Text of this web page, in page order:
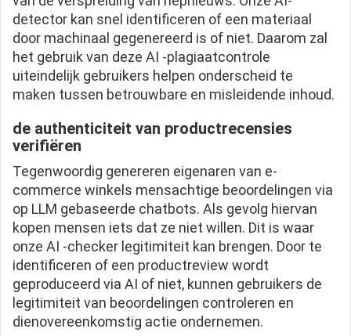
detector kan snel identificeren of een materiaal
door machinaal gegenereerd is of niet. Daarom zal
het gebruik van deze AI -plagiaatcontrole
uiteindelijk gebruikers helpen onderscheid te
maken tussen betrouwbare en misleidende inhoud.
de authenticiteit van productrecensies
verifiëren
Tegenwoordig genereren eigenaren van e-
commerce winkels mensachtige beoordelingen via
op LLM gebaseerde chatbots. Als gevolg hiervan
kopen mensen iets dat ze niet willen. Dit is waar
onze AI -checker legitimiteit kan brengen. Door te
identificeren of een productreview wordt
geproduceerd via AI of niet, kunnen gebruikers de
legitimiteit van beoordelingen controleren en
dienovereenkomstig actie ondernemen.